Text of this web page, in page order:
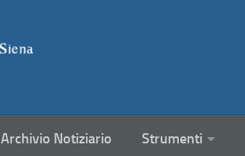
Archivio Notiziario Strumenti